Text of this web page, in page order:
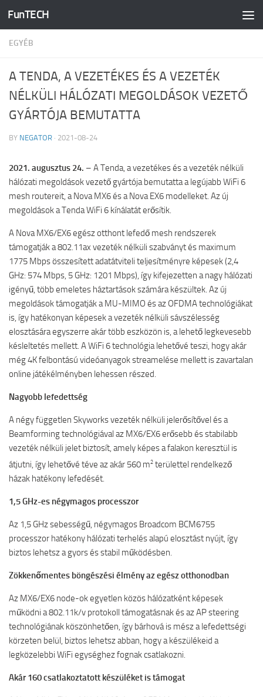
Skip to content
FunTECH
EGYÉB
A TENDA, A VEZETÉKES ÉS A VEZETÉK
NÉLKÜLI HÁLÓZATI MEGOLDÁSOK VEZETŐ
GYÁRTÓJA BEMUTATTA
BY NEGATOR · 2021-08-24
2021. augusztus 24. – A Tenda, a vezetékes és a vezeték nélküli
hálózati megoldások vezető gyártója bemutatta a legújabb WiFi 6
mesh routereit, a Nova MX6 és a Nova EX6 modelleket. Az új
megoldások a Tenda WiFi 6 kínálatát erősítik.
A Nova MX6/EX6 egész otthont lefedő mesh rendszerek
támogatják a 802.11ax vezeték nélküli szabványt és maximum
1775 Mbps összesített adatátviteli teljesítményre képesek (2,4
GHz: 574 Mbps, 5 GHz: 1201 Mbps), így kifejezetten a nagy hálózati
igényű, több emeletes háztartások számára készültek. Az új
megoldások támogatják a MU-MIMO és az OFDMA technológiákat
is, így hatékonyan képesek a vezeték nélküli sávszélesség
elosztására egyszerre akár több eszközön is, a lehető legkevesebb
késleltetés mellett. A WiFi 6 technológia lehetővé teszi, hogy akár
még 4K felbontású videóanyagok streamelése mellett is zavartalan
online játékélményben lehessen részed.
Nagyobb lefedettség
A négy független Skyworks vezeték nélküli jelerősítővel és a
Beamforming technológiával az MX6/EX6 erősebb és stabilabb
vezeték nélküli jelet biztosít, amely képes a falakon keresztül is
átjutni, így lehetővé téve az akár 560 m2 területtel rendelkező
házak hatékony lefedését.
1,5 GHz-es négymagos processzor
Az 1,5 GHz sebességű, négymagos Broadcom BCM6755
processzor hatékony hálózati terhelés alapú elosztást nyújt, így
biztos lehetsz a gyors és stabil működésben.
Zökkenőmentes böngészési élmény az egész otthonodban
Az MX6/EX6 node-ok egyetlen közös hálózatként képesek
működni a 802.11k/v protokoll támogatásnak és az AP steering
technológiának köszönhetően, így bárhová is mész a lefedettségi
körzeten belül, biztos lehetsz abban, hogy a készülékeid a
legközelebbi WiFi egységhez fognak csatlakozni.
Akár 160 csatlakoztatott készüléket is támogat